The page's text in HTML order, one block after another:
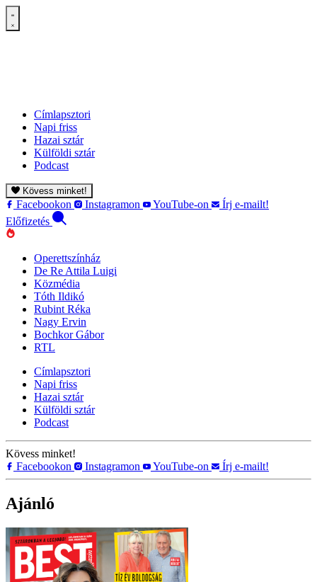
Címlapsztori
Napi friss
Hazai sztár
Külföldi sztár
Podcast
Kövess minket!
Facebookon Instagramon YouTube-on
Írj e-mailt!
Előfizetés
Operettszínház
De Re Attila Luigi
Közmédia
Tóth Ildikó
Rubint Réka
Nagy Ervin
Bochkor Gábor
RTL
Címlapsztori
Napi friss
Hazai sztár
Külföldi sztár
Podcast
Kövess minket!
Facebookon
Instagramon YouTube-on Írj e-mailt!
Ajánló